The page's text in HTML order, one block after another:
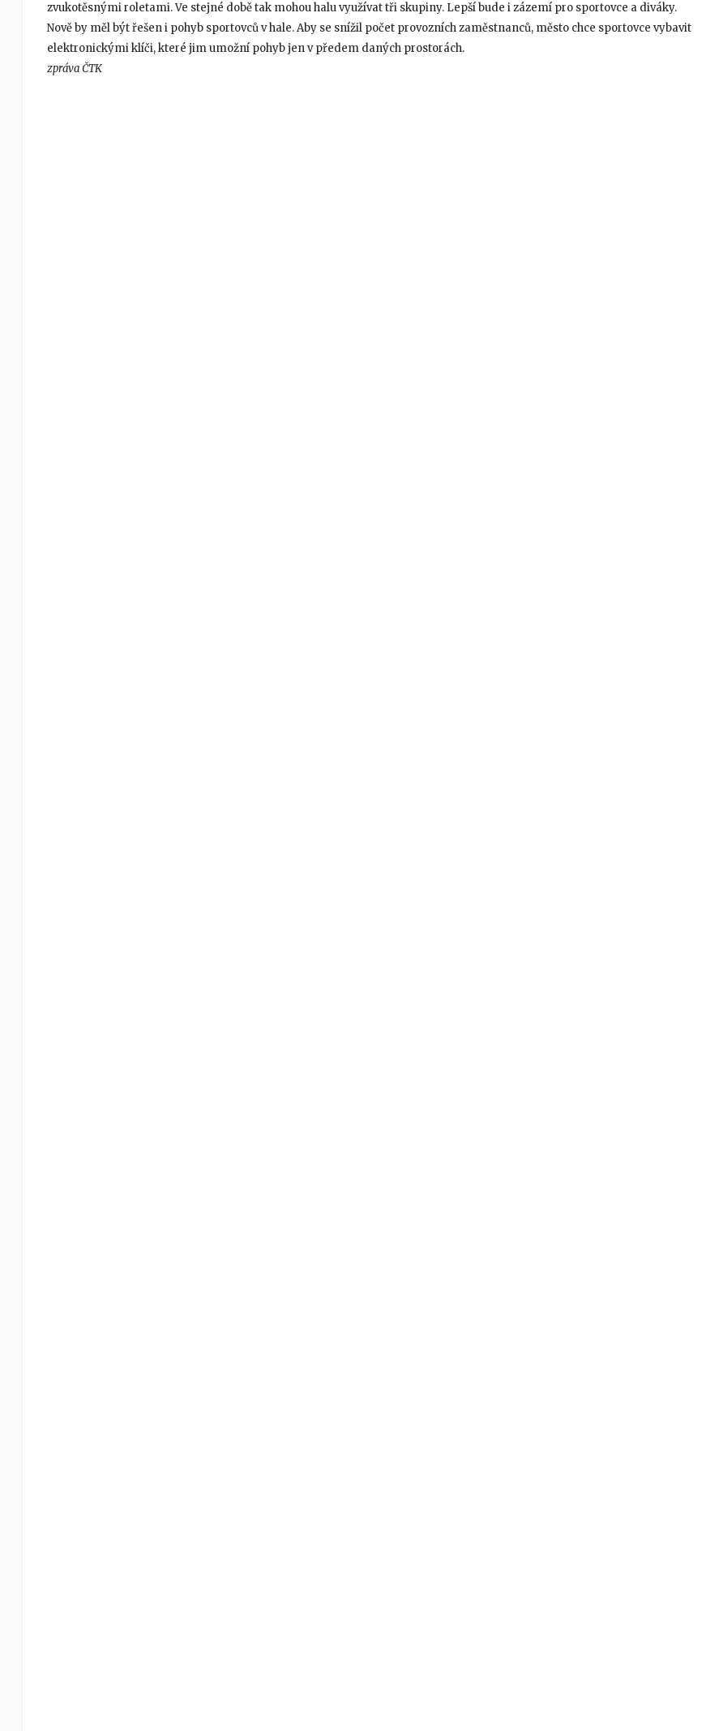
zvukotěsnými roletami. Ve stejné době tak mohou halu využívat tři skupiny. Lepší bude i zázemí pro sportovce a diváky.
Nově by měl být řešen i pohyb sportovců v hale. Aby se snížil počet provozních zaměstnanců, město chce sportovce vybavit
elektronickými klíči, které jim umožní pohyb jen v předem daných prostorách.
zpráva ČTK